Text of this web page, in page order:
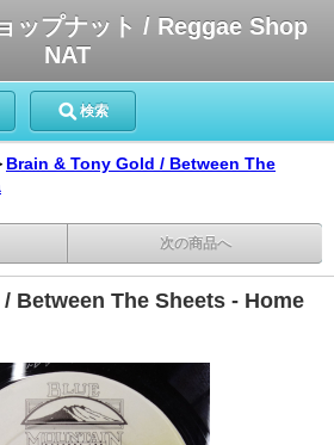
ップナット / Reggae Shop
NAT
検索
Brain & Tony Gold / Between The
次の商品へ
Between The Sheets - Home